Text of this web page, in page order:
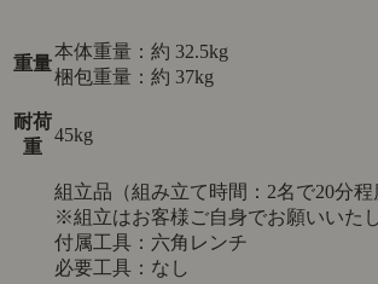
重量
本体重量：約 32.5kg
梱包重量：約 37kg
耐荷
重
45kg
組立品（組み立て時間：2名で20分程
※組立はお客様ご自身でお願いいたし
付属工具：六角レンチ
必要工具：なし